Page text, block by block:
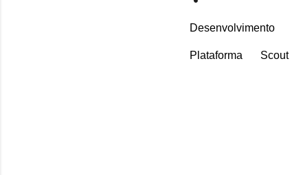
Desenvolvimento
Plataforma Scout